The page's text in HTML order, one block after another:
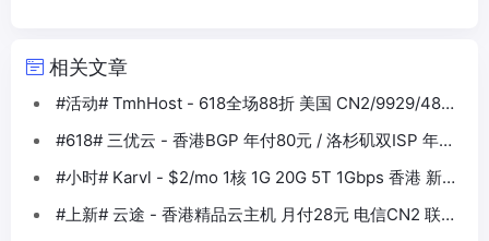
相关文章
#活动# TmhHost - 618全场88折 美国 CN2/9929/4837
#618# 三优云 - 香港BGP 年付80元 / 洛杉矶双ISP 年付
#小时# Karvl - $2/mo 1核 1G 20G 5T 1Gbps 香港 新加
#上新# 云途 - 香港精品云主机 月付28元 电信CN2 联通